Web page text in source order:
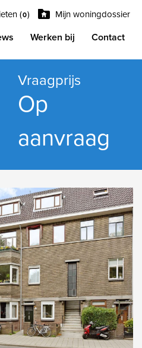
(0) Mijn woningdossier
Werken bij Contact
Vraagprijs
Op
aanvraag